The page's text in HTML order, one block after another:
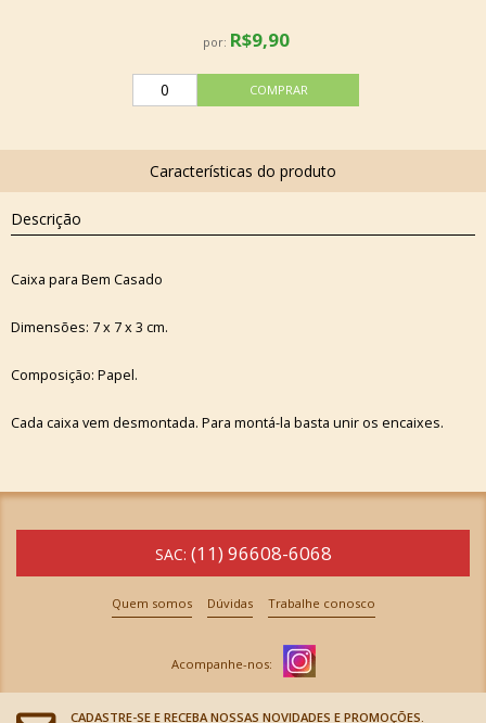
por: R$9,90
Descrição
Caixa para Bem Casado
Dimensões: 7 x 7 x 3 cm.
Composição: Papel.
Cada caixa vem desmontada. Para montá-la basta unir os encaixes.
SAC: (11) 96608-6068
Quem somos Dúvidas Trabalhe conosco
CADASTRE-SE E RECEBA NOSSAS NOVIDADES E PROMOÇÕES.